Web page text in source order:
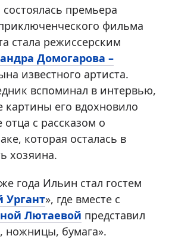
премьера
фильма
стала режиссерским
Домогарова –
известного артиста.
вспоминал в интервью,
картины его вдохновило
отца с рассказом о
которая осталась в
хозяина.
года Ильин стал гостем
Ургант», где вместе с
Лютаевой представил
ножницы, бумага».